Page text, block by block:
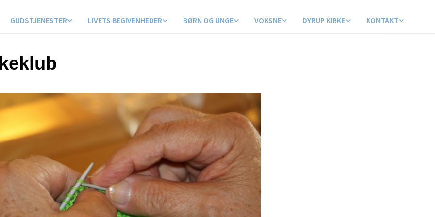
GUDSTJENESTER LIVETS BEGIVENHEDER BØRN OG UNGE VOKSNE DYRUP KIRKE KONTAKT